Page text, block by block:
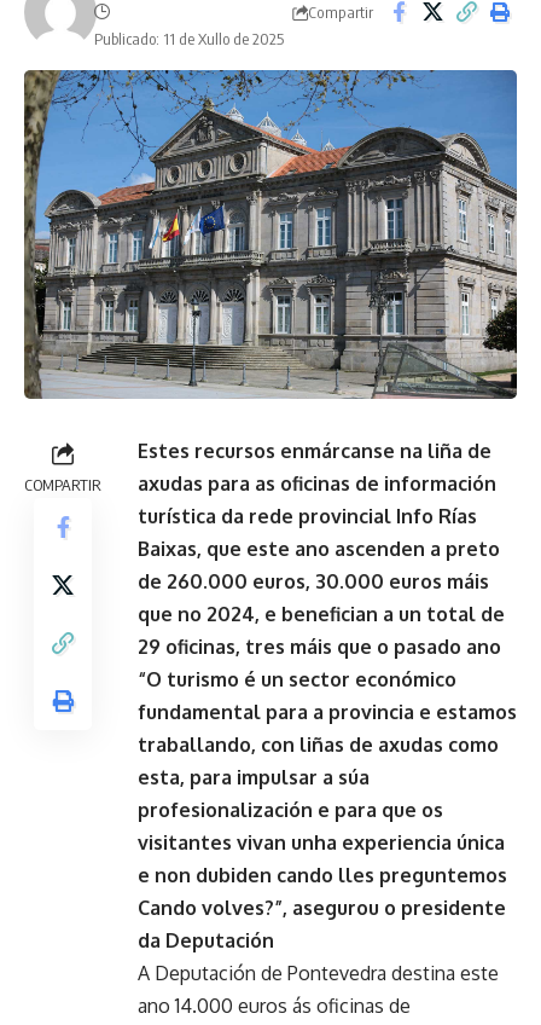
Publicado: 11 de Xullo de 2025
Compartir
COMPARTIR
Estes recursos enmárcanse na liña de
axudas para as oficinas de información
turística da rede provincial Info Rías
Baixas, que este ano ascenden a preto
de 260.000 euros, 30.000 euros máis
que no 2024, e benefician a un total de
29 oficinas, tres máis que o pasado ano
“O turismo é un sector económico
fundamental para a provincia e estamos
traballando, con liñas de axudas como
esta, para impulsar a súa
profesionalización e para que os
visitantes vivan unha experiencia única
e non dubiden cando lles preguntemos
Cando volves?”, asegurou o presidente
da Deputación
A Deputación de Pontevedra destina este
ano 14.000 euros ás oficinas de